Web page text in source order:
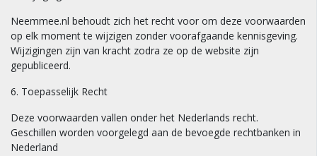
Neemmee.nl behoudt zich het recht voor om deze voorwaarden
op elk moment te wijzigen zonder voorafgaande kennisgeving.
Wijzigingen zijn van kracht zodra ze op de website zijn
gepubliceerd.
6. Toepasselijk Recht
Deze voorwaarden vallen onder het Nederlands recht.
Geschillen worden voorgelegd aan de bevoegde rechtbanken in
Nederland